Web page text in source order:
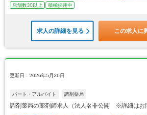
店舗数30以上
積極採用中
求人の詳細を見る この求人に
更新日：2026年5月26日
パート・アルバイト 調剤薬局
調剤薬局の薬剤師求人（法人名非公開 ※詳細はお